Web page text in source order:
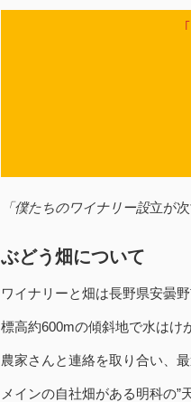
「僕たちのワイナリー設立が
ぶどう畑について
ワイナリーと畑は長野県安曇
標高約600mの傾斜地で水はけ
農家さんと連絡を取り合い、
メインの自社畑がある明科の